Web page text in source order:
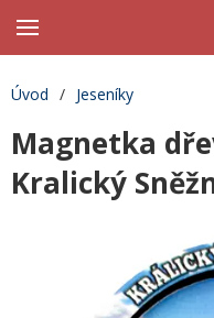
Úvod / Jeseníky
Magnetka
Kralický